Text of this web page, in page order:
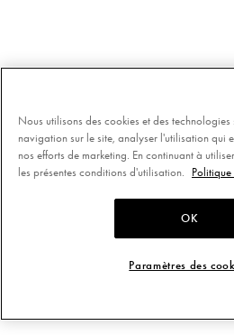
Nous utilisons des cookies et des
navigation sur le site, analyser l'utilisation qui
nos efforts de marketing. En continuant à
les présentes conditions d'utilisation.
OK
Paramètres des